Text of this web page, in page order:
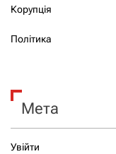
Корупція
Політика
Мета
Увійти